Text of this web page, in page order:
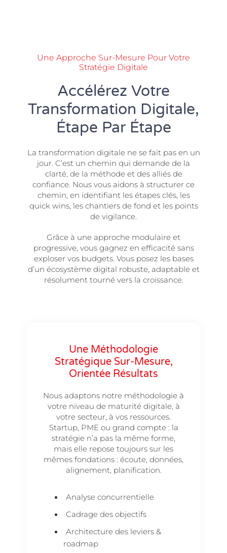
Une Approche Sur-Mesure Pour Votre
Stratégie Digitale
Accélérez Votre
Transformation Digitale,
Étape Par Étape
La transformation digitale ne se fait pas en un
jour. C’est un chemin qui demande de la
clarté, de la méthode et des alliés de
confiance. Nous vous aidons à structurer ce
chemin, en identifiant les étapes clés, les
quick wins, les chantiers de fond et les points
de vigilance.
Grâce à une approche modulaire et
progressive, vous gagnez en efficacité sans
exploser vos budgets. Vous posez les bases
d’un écosystème digital robuste, adaptable et
résolument tourné vers la croissance.
Une Méthodologie
Stratégique Sur-Mesure,
Orientée Résultats
Nous adaptons notre méthodologie à
votre niveau de maturité digitale, à
votre secteur, à vos ressources.
Startup, PME ou grand compte : la
stratégie n’a pas la même forme,
mais elle repose toujours sur les
mêmes fondations : écoute, données,
alignement, planification.
Analyse concurrentielle
Cadrage des objectifs
Architecture des leviers &
roadmap